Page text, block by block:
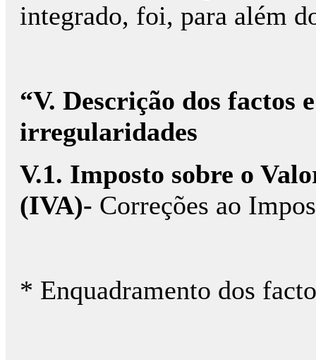
integrado, foi, para além
“V. Descrição dos factos
irregularidades
V.1. Imposto sobre o
(IVA)- Correções ao
* Enquadramento dos